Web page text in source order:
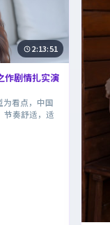
2:13:51
剧情扎实演
为看点，中国
节奏舒适，适